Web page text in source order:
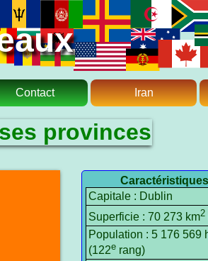
Contact Iran
provinces
Capitale : Dublin
Superficie : 70 273 km2
Population : 5 176 569
(122erang)